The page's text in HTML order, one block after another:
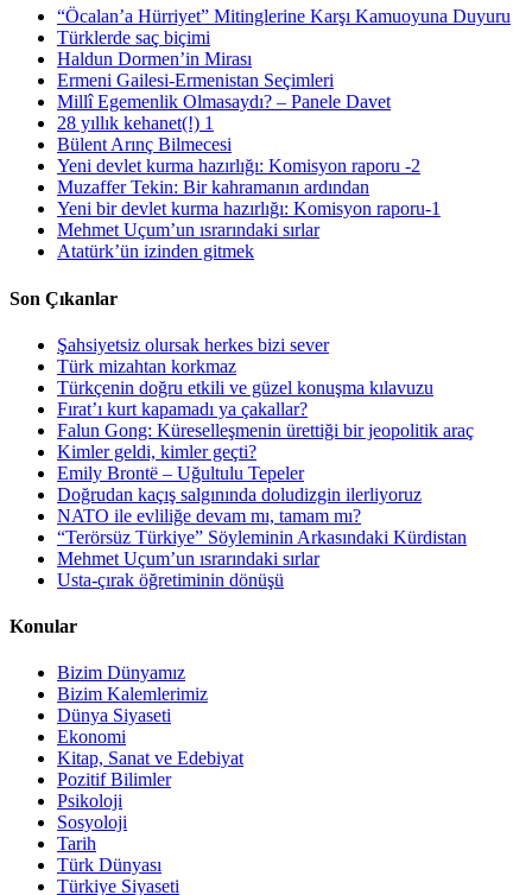
“Öcalan’a Hürriyet” Mitinglerine Karşı Kamuoyuna Duyuru
Türklerde saç biçimi
Haldun Dormen’in Mirası
Ermeni Gailesi-Ermenistan Seçimleri
Millî Egemenlik Olmasaydı? – Panele Davet
28 yıllık kehanet(!) 1
Bülent Arınç Bilmecesi
Yeni devlet kurma hazırlığı: Komisyon raporu -2
Muzaffer Tekin: Bir kahramanın ardından
Yeni bir devlet kurma hazırlığı: Komisyon raporu-1
Mehmet Uçum’un ısrarındaki sırlar
Atatürk’ün izinden gitmek
Son Çıkanlar
Şahsiyetsiz olursak herkes bizi sever
Türk mizahtan korkmaz
Türkçenin doğru etkili ve güzel konuşma kılavuzu
Fırat’ı kurt kapamadı ya çakallar?
Falun Gong: Küreselleşmenin ürettiği bir jeopolitik araç
Kimler geldi, kimler geçti?
Emily Brontë – Uğultulu Tepeler
Doğrudan kaçış salgınında doludizgin ilerliyoruz
NATO ile evliliğe devam mı, tamam mı?
“Terörsüz Türkiye” Söyleminin Arkasındaki Kürdistan
Mehmet Uçum’un ısrarındaki sırlar
Usta-çırak öğretiminin dönüşü
Konular
Bizim Dünyamız
Bizim Kalemlerimiz
Dünya Siyaseti
Ekonomi
Kitap, Sanat ve Edebiyat
Pozitif Bilimler
Psikoloji
Sosyoloji
Tarih
Türk Dünyası
Türkiye Siyaseti